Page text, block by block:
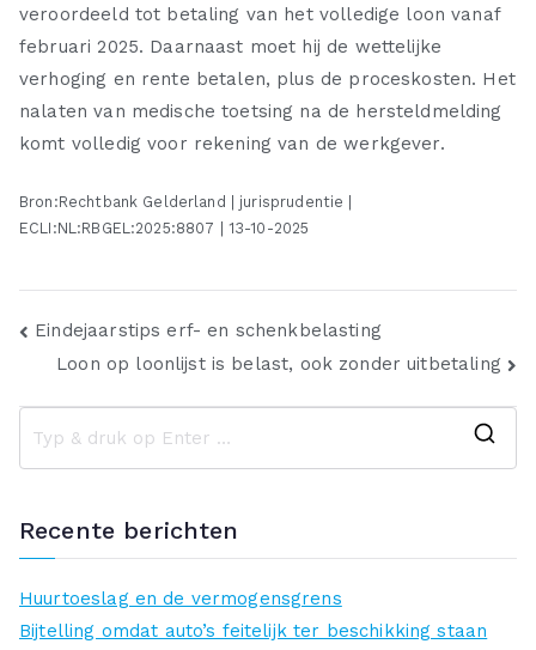
veroordeeld tot betaling van het volledige loon vanaf
februari 2025. Daarnaast moet hij de wettelijke
verhoging en rente betalen, plus de proceskosten. Het
nalaten van medische toetsing na de hersteldmelding
komt volledig voor rekening van de werkgever.
Bron:Rechtbank Gelderland | jurisprudentie |
ECLI:NL:RBGEL:2025:8807 | 13-10-2025
Bericht
navigatie
Eindejaarstips erf- en schenkbelasting
Loon op loonlijst is belast, ook zonder uitbetaling
Recente berichten
Huurtoeslag en de vermogensgrens
Bijtelling omdat auto’s feitelijk ter beschikking staan